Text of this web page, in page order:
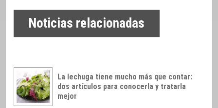
Noticias relacionadas
La lechuga tiene mucho más que contar:
dos artículos para conocerla y tratarla
mejor